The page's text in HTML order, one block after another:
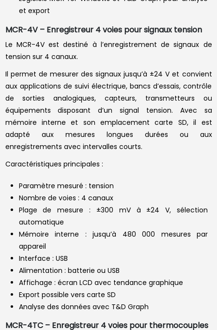
et export
MCR-4V – Enregistreur 4 voies pour signaux tension
Le MCR-4V est destiné à l’enregistrement de signaux de
tension sur 4 canaux.
Il permet de mesurer des signaux jusqu’à ±24 V et convient
aux applications de suivi électrique, bancs d’essais, contrôle
de sorties analogiques, capteurs, transmetteurs ou
équipements disposant d’un signal tension. Avec sa
mémoire interne et son emplacement carte SD, il est
adapté aux mesures longues durées ou aux
enregistrements avec intervalles courts.
Caractéristiques principales :
Paramètre mesuré : tension
Nombre de voies : 4 canaux
Plage de mesure : ±300 mV à ±24 V, sélection
automatique
Mémoire interne : jusqu’à 480 000 mesures par
appareil
Interface : USB
Alimentation : batterie ou USB
Affichage : écran LCD avec tendance graphique
Export possible vers carte SD
Analyse des données avec T&D Graph
MCR-4TC – Enregistreur 4 voies pour thermocouples